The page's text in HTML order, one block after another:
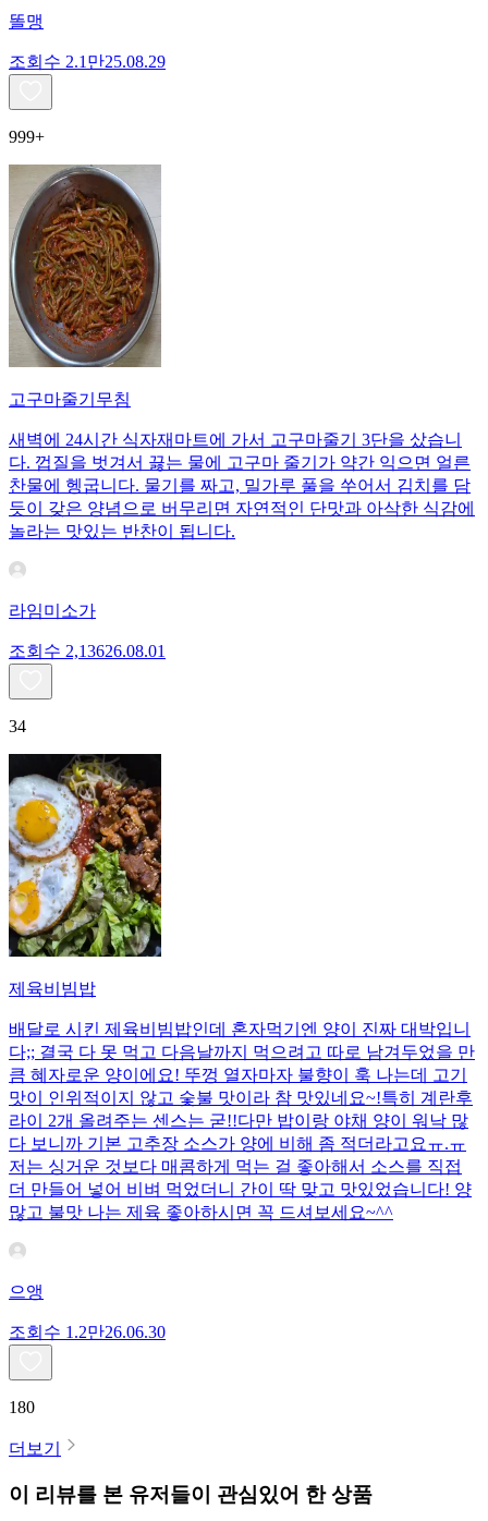
똘맹
조회수 2.1만25.08.29
999+
고구마줄기무침
새벽에 24시간 식자재마트에 가서 고구마줄기 3단을 샀습니
다. 껍질을 벗겨서 끓는 물에 고구마 줄기가 약간 익으면 얼른
찬물에 헹굽니다. 물기를 짜고, 밀가루 풀을 쑤어서 김치를 담
듯이 갖은 양념으로 버무리면 자연적인 단맛과 아삭한 식감에
놀라는 맛있는 반찬이 됩니다.
라임미소가
조회수 2,13626.08.01
34
제육비빔밥
배달로 시킨 제육비빔밥인데 혼자먹기엔 양이 진짜 대박입니
다;; 결국 다 못 먹고 다음날까지 먹으려고 따로 남겨두었을 만
큼 혜자로운 양이에요! 뚜껑 열자마자 불향이 훅 나는데 고기
맛이 인위적이지 않고 숯불 맛이라 참 맛있네요~!특히 계란후
라이 2개 올려주는 센스는 굳!! ​다만 밥이랑 야채 양이 워낙 많
다 보니까 기본 고추장 소스가 양에 비해 좀 적더라고요ㅠ.ㅠ
저는 싱거운 것보다 매콤하게 먹는 걸 좋아해서 소스를 직접
더 만들어 넣어 비벼 먹었더니 간이 딱 맞고 맛있었습니다! 양
많고 불맛 나는 제육 좋아하시면 꼭 드셔보세요~^^
으앵
조회수 1.2만26.06.30
180
더보기
이 리뷰를 본 유저들이 관심있어 한 상품